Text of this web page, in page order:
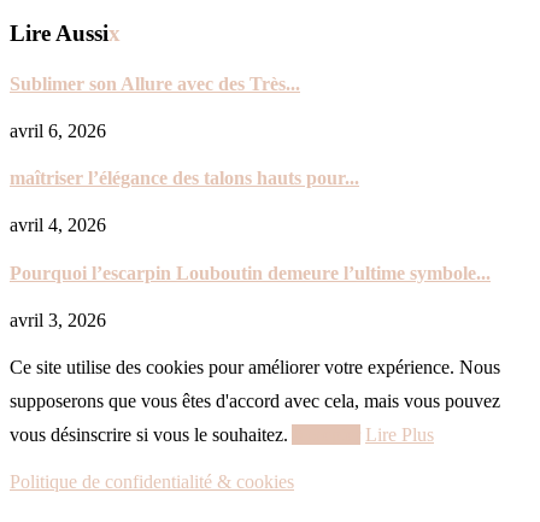
Lire Aussix
Sublimer son Allure avec des Très...
avril 6, 2026
maîtriser l’élégance des talons hauts pour...
avril 4, 2026
Pourquoi l’escarpin Louboutin demeure l’ultime symbole...
avril 3, 2026
Ce site utilise des cookies pour améliorer votre expérience. Nous
supposerons que vous êtes d'accord avec cela, mais vous pouvez
vous désinscrire si vous le souhaitez.
Lire Plus
Politique de confidentialité & cookies